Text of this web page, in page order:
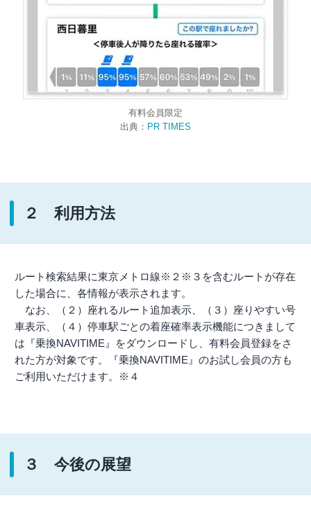
有料会員限定
出典： PR TIMES
２ 利用方法
ルート検索結果に東京メトロ線※２※３を含むルートが存在
した場合に、各情報が表示されます。
なお、（２）座れるルート追加表示、（３）座りやすい号
車表示、（４）停車駅ごとの着座確率表示機能につきまして
は『乗換NAVITIME』をダウンロードし、有料会員登録をさ
れた方が対象です。『乗換NAVITIME』のお試し会員の方も
ご利用いただけます。※４
３ 今後の展望